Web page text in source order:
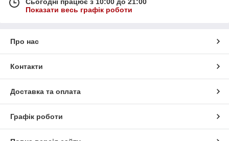
Показати весь графік роботи
Про нас
Контакти
Доставка та оплата
Графік роботи